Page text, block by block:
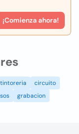
¡Comienza ahora!
tintoreria
circuito
grabacion